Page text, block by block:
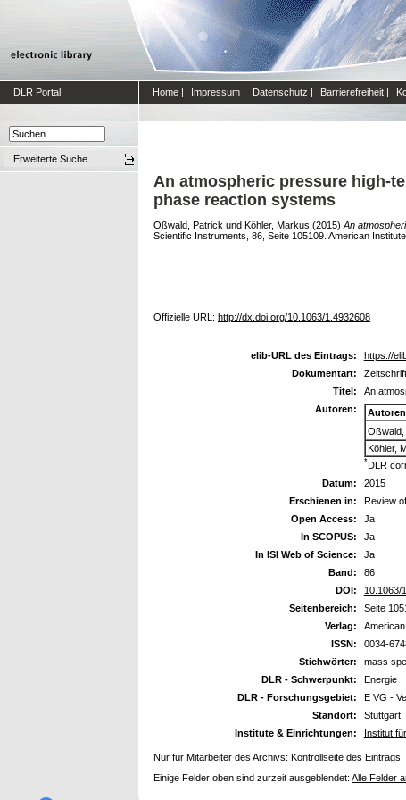
DLR Portal Home | Impressum | Datenschutz | Barrierefreiheit |
Erweiterte Suche
An atmospheric pressure high-
phase reaction systems
Oßwald, Patrick und Köhler, Markus (2015) An
Scientific Instruments, 86, Seite 105109. American
Offizielle URL: http://dx.doi.org/10.1063/1.4932608
elib-URL des Eintrags:
https://
Dokumentart:
Titel:
An
Autoren:
Autoren
Oßwald,
Köhler,
*DLR
Datum:
2015
Erschienen in:
Review
Open Access:
Ja
In SCOPUS:
Ja
In ISI Web of Science:
Ja
Band:
86
DOI:
10.1063/
Seitenbereich:
Seite
Verlag:
ISSN:
0034-
Stichwörter:
mass
DLR - Schwerpunkt:
Energie
DLR - Forschungsgebiet:
E VG -
Standort:
Stuttgart
Institute & Einrichtungen:
Institut
Nur für Mitarbeiter des Archivs: Kontrollseite des Eintrags
Einige Felder oben sind zurzeit ausgeblendet: Alle Felder